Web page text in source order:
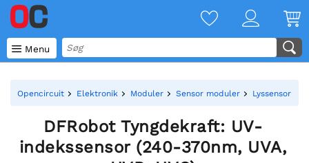
 Menu
Opencircuit Elektronik Moduler Sensor moduler Lyssensor
DFRobot Tyngdekraft: UV-
indekssensor (240-370nm, UVA,